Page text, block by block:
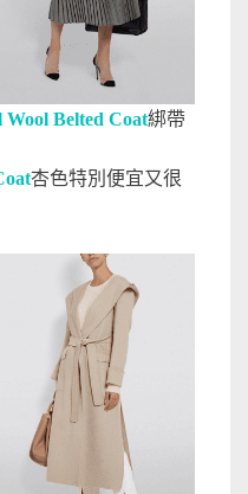
Belted Coat綁帶
杏色特別便宜又很